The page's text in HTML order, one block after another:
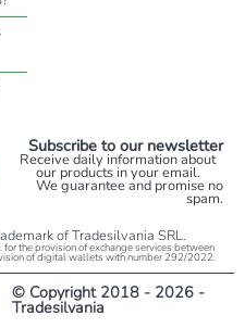
Subscribe to our newsletter
Receive daily information about
our products in your email.
We guarantee and promise no
spam.
of Tradesilvania SRL.
the provision of exchange services between
of digital wallets with number 292/2022.
© Copyright 2018 - 2026 -
Tradesilvania